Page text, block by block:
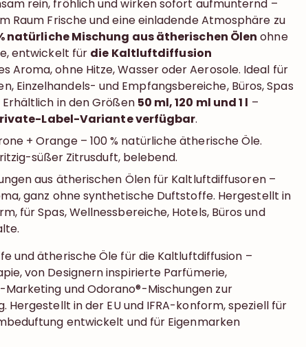
rein, fröhlich und wirken sofort aufmunternd –
Raum Frische und eine einladende Atmosphäre zu
natürliche Mischung aus ätherischen Ölen ohne
entwickelt für die Kaltluftdiffusion
Aroma, ohne Hitze, Wasser oder Aerosole. Ideal für
Einzelhandels- und Empfangsbereiche, Büros, Spas
in den Größen 50 ml, 120 ml und 1 l –
Label-Variante verfügbar.
+ Orange – 100 % natürliche ätherische Öle.
süßer Zitrusduft, belebend.
aus ätherischen Ölen für Kaltluftdiffusoren –
ganz ohne synthetische Duftstoffe. Hergestellt in
für Spas, Wellnessbereiche, Hotels, Büros und
und ätherische Öle für die Kaltluftdiffusion –
von Designern inspirierte Parfümerie,
und Odorano®-Mischungen zur
Hergestellt in der EU und IFRA-konform, speziell für
entwickelt und für Eigenmarken